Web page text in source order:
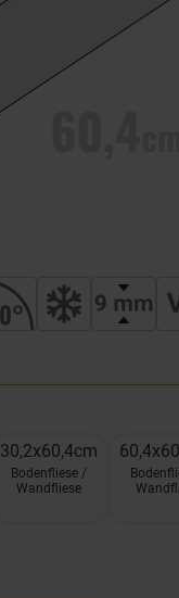
30,2x60,4cm
Bodenfliese /
Wandfliese